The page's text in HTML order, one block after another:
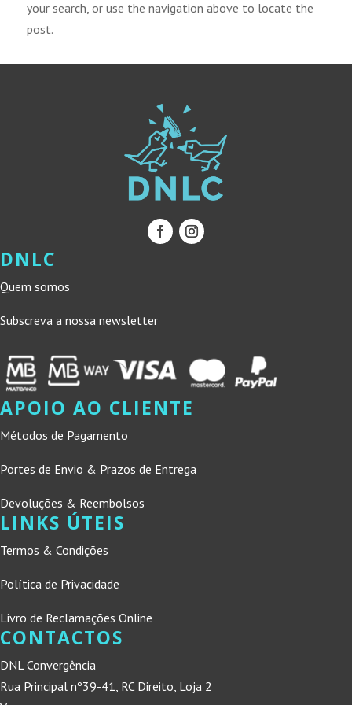
your search, or use the navigation above to locate the
post.
DNLC
Quem somos
Subscreva a nossa newsletter
APOIO AO CLIENTE
Métodos de Pagamento
Portes de Envio & Prazos de Entrega
Devoluções & Reembolsos
LINKS ÚTEIS
Termos & Condições
Política de Privacidade
Livro de Reclamações Online
CONTACTOS
DNL Convergência
Rua Principal nº39-41, RC Direito, Loja 2